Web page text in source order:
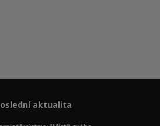
aktualita